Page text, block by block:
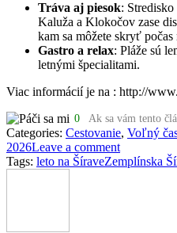
Tráva aj piesok:
Kaluža a Klokočov zase
kam sa môžete skryť počas
Gastro a relax: Pláže sú
letnými špecialitami.
Viac informácií je na : http://
0 Ak sa vám tento
Categories: Cestovanie, Voľný
2026Leave a comment
Tags: leto na ŠíraveZemplínska